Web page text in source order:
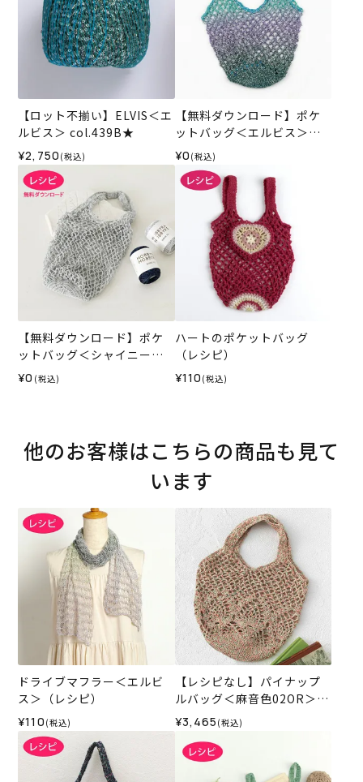
【ロット不揃い】ELVIS＜エ
ルビス＞ col.439B★
¥2,750 (税込)
【無料ダウンロード】ポケ
ットバッグ＜エルビス＞
（レシピ）
¥0 (税込)
【無料ダウンロード】ポケ
ットバッグ＜シャイニーフ
ィル＞（レシピ）
¥0 (税込)
ハートのポケットバッグ
（レシピ）
¥110 (税込)
他のお客様はこちらの商品も見て
います
ドライブマフラー＜エルビ
ス＞（レシピ）
¥110 (税込)
【レシピなし】パイナップ
ルバッグ＜麻音色02OR＞
（編み物 材料セット）
¥3,465 (税込)